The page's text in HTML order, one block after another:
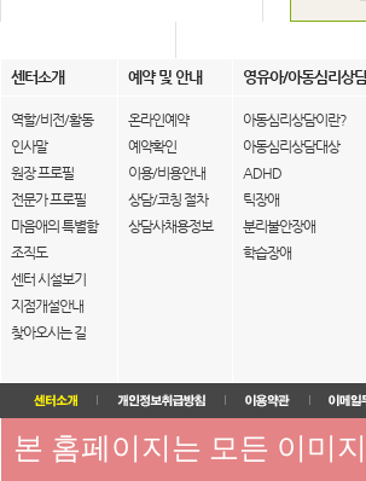
센터소개 예약 및 안내 영유아/아동심리상담
역할/비전/활동
인사말
원장 프로필
전문가 프로필
마음애의 특별함
조직도
센터 시설보기
지점개설안내
찾아오시는 길
온라인예약
예약확인
이용/비용안내
상담/코칭 절차
상담사채용정보
아동심리상담이란?
아동심리상담대상
ADHD
틱장애
분리불안장애
학습장애
본 홈페이지는 모든 이미